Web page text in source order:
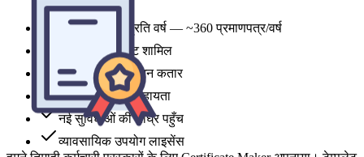
1,800 credits प्रति वर्ष — ~360 प्रमाणपत्र/वर्ष
सभी शैली टेम्पलेट शामिल
प्राथमिकता जनरेशन कतार
बुनियादी ग्राहक सहायता
नई सुविधाओं की शीघ्र पहुँच
व्यावसायिक उपयोग लाइसेंस
हमने तिमाही कर्मचारी पुरस्कारों के लिए Certificate Maker अपनाया। टेम्पलेट
पॉलिश दिखते हैं, हालांकि मुझे और लैंडस्केप विकल्प चाहिए। कुल मिलाकर,
डिज़ाइन समय एक सप्ताह से घटकर एक दोपहर हो गया।